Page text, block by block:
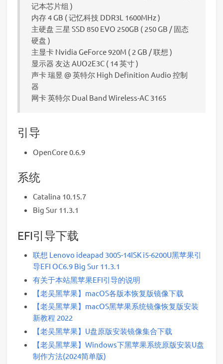
记本芯片组 )
内存 4 GB ( 记忆科技 DDR3L 1600MHz )
主硬盘 三星 SSD 850 EVO 250GB ( 250 GB / 固态
硬盘 )
主显卡 Nvidia GeForce 920M ( 2 GB / 联想 )
显示器 友达 AUO2E3C ( 14 英寸 )
声卡 瑞昱 @ 英特尔 High Definition Audio 控制
器
网卡 英特尔 Dual Band Wireless-AC 3165
引导
OpenCore 0.6.9
系统
Catalina 10.15.7
Big Sur 11.3.1
EFI引导下载
联想 Lenovo ideapad 300S-14ISK i5-6200U黑苹果引
导EFI OC6.9 Big Sur 11.3.1
有关于本站黑苹果EFI引导的说明
【老吴黑苹果】macOS各版本恢复版镜像下载
【老吴黑苹果】macOS黑苹果系统镜像恢复版安装
新教程 2022
【老吴黑苹果】U盘原版安装镜像集合下载
【老吴黑苹果】Windows下黑苹果系统原版安装U盘
制作方法(2024简单版)